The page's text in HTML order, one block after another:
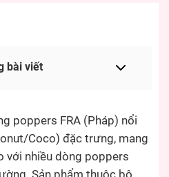
bài viết
poppers FRA (Pháp) nổi
Coco) đặc trưng, mang
với nhiều dòng poppers